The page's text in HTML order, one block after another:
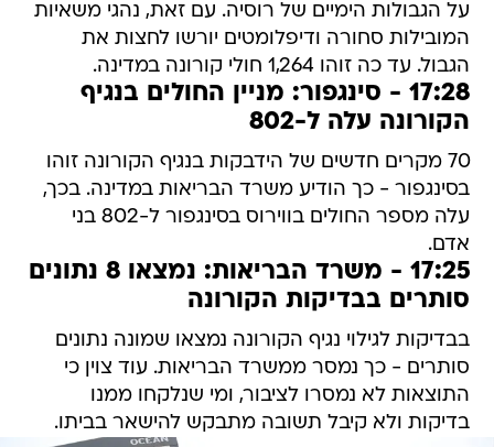
על הגבולות הימיים של רוסיה. עם זאת, נהגי משאיות
המובילות סחורה ודיפלומטים יורשו לחצות את
הגבול. עד כה זוהו 1,264 חולי קורונה במדינה.
17:28 - סינגפור: מניין החולים בנגיף
הקורונה עלה ל-802
70 מקרים חדשים של הידבקות בנגיף הקורונה זוהו
בסינגפור - כך הודיע משרד הבריאות במדינה. בכך,
עלה מספר החולים בווירוס בסינגפור ל-802 בני
אדם.
17:25 - משרד הבריאות: נמצאו 8 נתונים
סותרים בבדיקות הקורונה
בבדיקות לגילוי נגיף הקורונה נמצאו שמונה נתונים
סותרים - כך נמסר ממשרד הבריאות. עוד צוין כי
התוצאות לא נמסרו לציבור, ומי שנלקחו ממנו
בדיקות ולא קיבל תשובה מתבקש להישאר בביתו.